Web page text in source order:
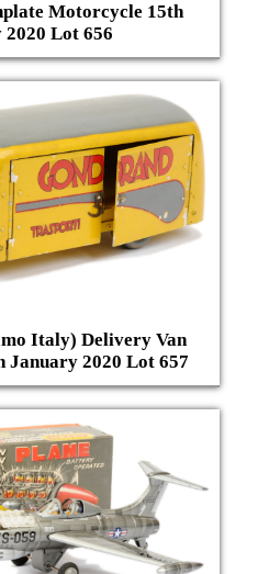
Motorcycle 15th
Lot 656
Italy) Delivery Van
January 2020 Lot 657